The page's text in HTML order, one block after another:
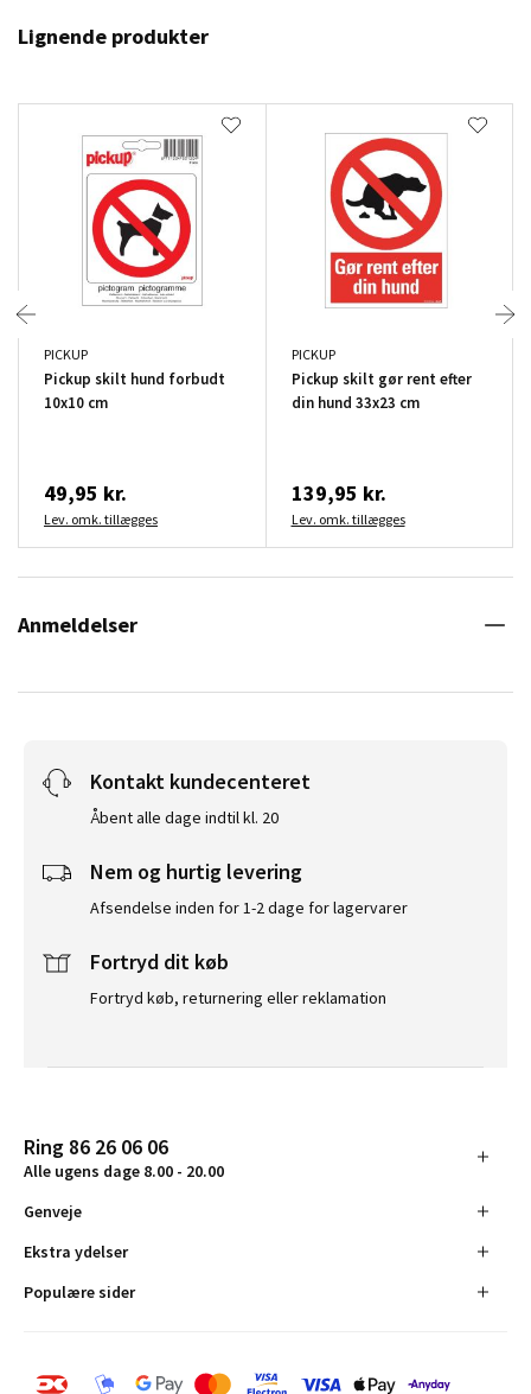
Lignende produkter
PICKUP
Pickup skilt hund forbudt
10x10 cm
49,95 kr.
Lev. omk. tillægges
PICKUP
Pickup skilt gør rent efter
din hund 33x23 cm
139,95 kr.
Lev. omk. tillægges
Anmeldelser
Kontakt kundecenteret
Åbent alle dage indtil kl. 20
Nem og hurtig levering
Afsendelse inden for 1-2 dage for lagervarer
Fortryd dit køb
Fortryd køb, returnering eller reklamation
Ring 86 26 06 06
Alle ugens dage 8.00 - 20.00
Genveje
Ekstra ydelser
Populære sider